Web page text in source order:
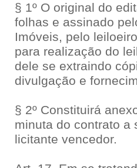
§ 1º O original do
folhas e assinado
Imóveis, pelo
para realização do
dele se extraindo
divulgação e
§ 2º Constituirá
minuta do contrato a
licitante vencedor.